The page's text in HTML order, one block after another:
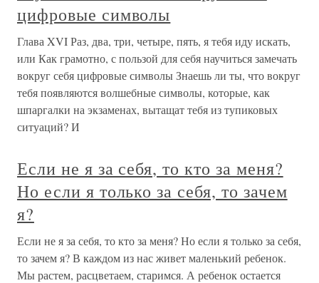
цифровые символы
Глава XVI Раз, два, три, четыре, пять, я тебя иду искать,
или Как грамотно, с пользой для себя научиться замечать
вокруг себя цифровые символы Знаешь ли ты, что вокруг
тебя появляются волшебные символы, которые, как
шпаргалки на экзаменах, вытащат тебя из тупиковых
ситуаций? И
Если не я за себя, то кто за меня?
Но если я только за себя, то зачем
я?
Если не я за себя, то кто за меня? Но если я только за себя,
то зачем я? В каждом из нас живет маленький ребенок.
Мы растем, расцветаем, старимся. А ребенок остается